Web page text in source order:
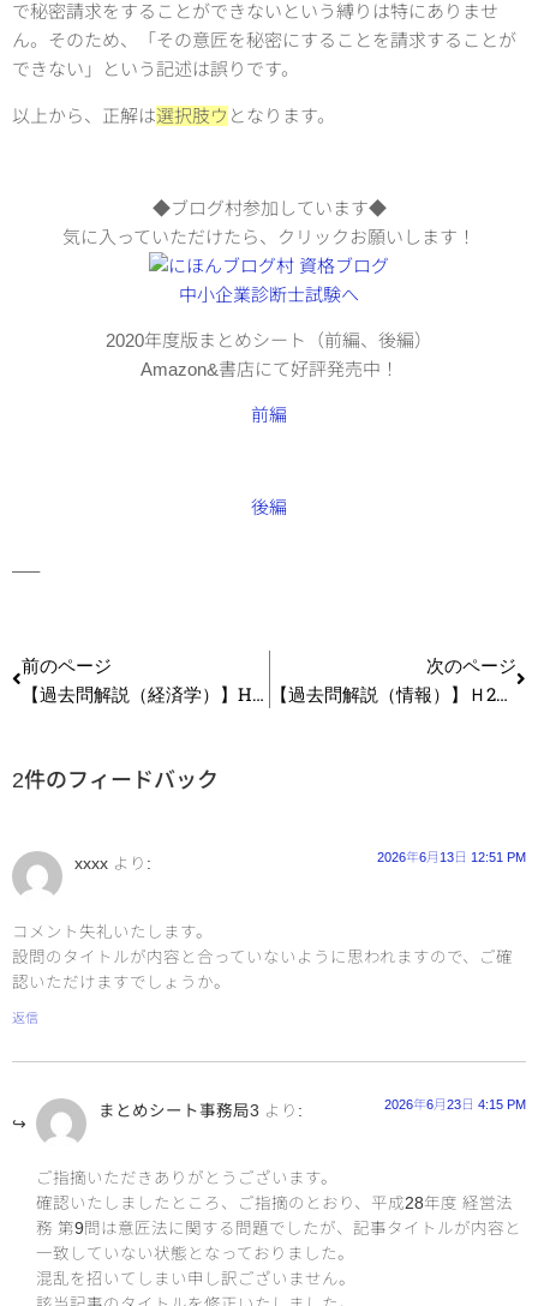
で秘密請求をすることができないという縛りは特にありませ
ん。そのため、「その意匠を秘密にすることを請求することが
できない」という記述は誤りです。
以上から、正解は選択肢ウ となります。
◆ブログ村参加しています◆
気に入っていただけたら、クリックお願いします！
2020年度版まとめシート（前編、後編）
Amazon&書店にて好評発売中！
前編
後編
—–
前のページ
【過去問解説（経済学）】H26 第6問 消費に関する理論
次のページ
【過去問解説（情報）】Ｈ26 第11問 ネットワーク
2件のフィードバック
xxxx より: 2026年6月13日 12:51 PM
コメント失礼いたします。
設問のタイトルが内容と合っていないように思われますので、ご確
認いただけますでしょうか。
返信
まとめシート事務局3 より: 2026年6月23日 4:15 PM
ご指摘いただきありがとうございます。
確認いたしましたところ、ご指摘のとおり、平成28年度 経営法
務 第9問は意匠法に関する問題でしたが、記事タイトルが内容と
一致していない状態となっておりました。
混乱を招いてしまい申し訳ございません。